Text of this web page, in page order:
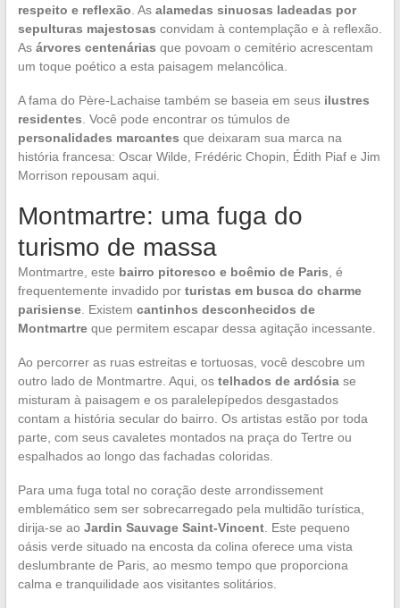
respeito e reflexão . As alamedas sinuosas ladeadas por
sepulturas majestosas convidam à contemplação e à reflexão.
As árvores centenárias que povoam o cemitério acrescentam
um toque poético a esta paisagem melancólica.
A fama do Père-Lachaise também se baseia em seus ilustres
residentes . Você pode encontrar os túmulos de
personalidades marcantes que deixaram sua marca na
história francesa: Oscar Wilde, Frédéric Chopin, Édith Piaf e Jim
Morrison repousam aqui.
Montmartre: uma fuga do
turismo de massa
Montmartre, este bairro pitoresco e boêmio de Paris , é
frequentemente invadido por turistas em busca do charme
parisiense. Existem cantinhos desconhecidos de
Montmartreque permitem escapar dessa agitação incessante.
Ao percorrer as ruas estreitas e tortuosas, você descobre um
outro lado de Montmartre. Aqui, os telhados de ardósiase
misturam à paisagem e os paralelepípedos desgastados
contam a história secular do bairro. Os artistas estão por toda
parte, com seus cavaletes montados na praça do Tertre ou
espalhados ao longo das fachadas coloridas.
Para uma fuga total no coração deste arrondissement
emblemático sem ser sobrecarregado pela multidão turística,
dirija-se ao Jardin Sauvage Saint-Vincent. Este pequeno
oásis verde situado na encosta da colina oferece uma vista
deslumbrante de Paris, ao mesmo tempo que proporciona
calma e tranquilidade aos visitantes solitários.